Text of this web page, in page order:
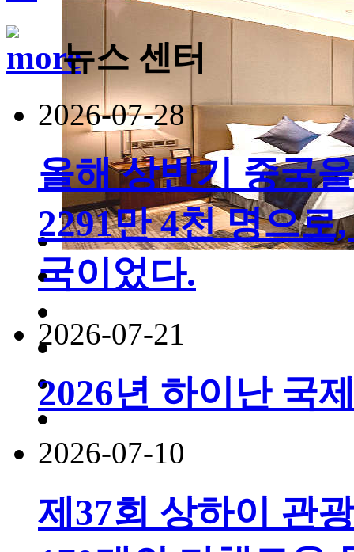
뉴스 센터
2026-07-28
올해 상반기 중국
2291만 4천 명으
국이었다.
2026-07-21
2026년 하이난 국
2026-07-10
제37회 상하이 관